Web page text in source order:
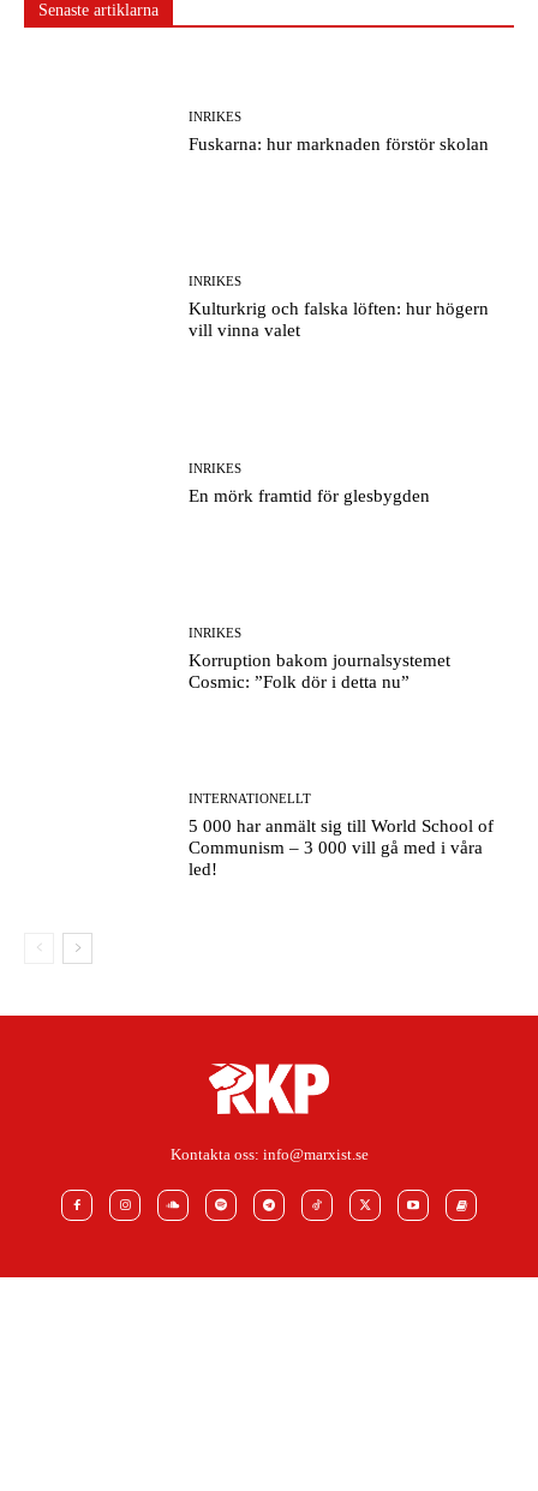
Senaste artiklarna
INRIKES
Fuskarna: hur marknaden förstör skolan
INRIKES
Kulturkrig och falska löften: hur högern
vill vinna valet
INRIKES
En mörk framtid för glesbygden
INRIKES
Korruption bakom journalsystemet
Cosmic: ”Folk dör i detta nu”
INTERNATIONELLT
5 000 har anmält sig till World School of
Communism – 3 000 vill gå med i våra
led!
Kontakta oss: info@marxist.se